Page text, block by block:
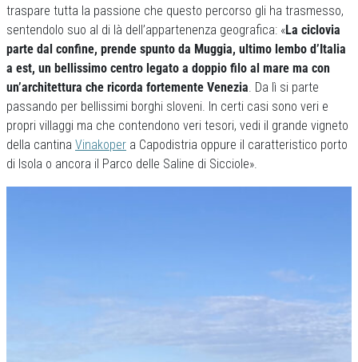
traspare tutta la passione che questo percorso gli ha trasmesso,
sentendolo suo al di là dell’appartenenza geografica: «La ciclovia
parte dal confine, prende spunto da Muggia, ultimo lembo d’Italia
a est, un bellissimo centro legato a doppio filo al mare ma con
un’architettura che ricorda fortemente Venezia. Da lì si parte
passando per bellissimi borghi sloveni. In certi casi sono veri e
propri villaggi ma che contendono veri tesori, vedi il grande vigneto
della cantina Vinakoper a Capodistria oppure il caratteristico porto
di Isola o ancora il Parco delle Saline di Sicciole».